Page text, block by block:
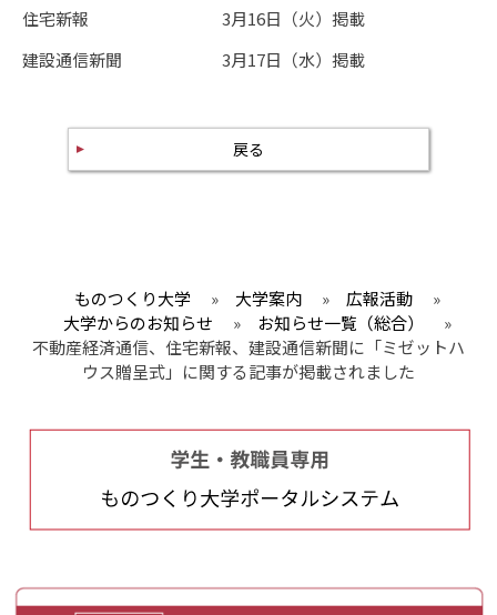
住宅新報 3月16日（火）掲載
建設通信新聞 3月17日（水）掲載
戻る
ものつくり大学 » 大学案内 » 広報活動
»
大学からのお知らせ
» お知らせ一覧（総合）
»
不動産経済通信、住宅新報、建設通信新聞に「ミゼットハ
ウス贈呈式」に関する記事が掲載されました